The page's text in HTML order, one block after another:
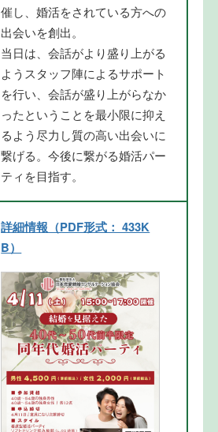
催し、婚活をされている方への
出会いを創出。
当日は、会話がより盛り上がる
ようスタッフ陣によるサポート
を行い、会話が盛り上がらなか
ったということを最小限に抑え
るよう尽力し質の高い出会いに
繋げる。今後に繋がる婚活パー
ティを目指す。
詳細情報（PDF形式： 433K
B）